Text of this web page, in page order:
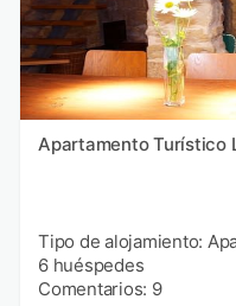
Apartamento Turístico
Tipo de alojamiento:
6 huéspedes
Comentarios: 9